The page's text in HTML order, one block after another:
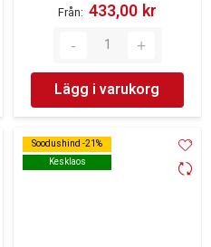
Från 433,00 kr‎
Lägg i varukorg
Soodushind -21%
Kesklaos
Soodushind -21%
Kesklaos